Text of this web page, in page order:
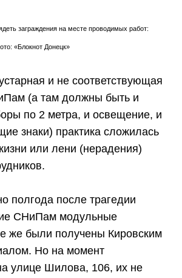
заграждения на месте проводимых работ:
«Блокнот Донецк»
и не соответствующая
(а там должны быть и
по 2 метра, и освещение, и
знаки) практика сложилась
или лени (нерадения)
полгода после трагедии
СНиПам модульные
же были получены Кировским
Но на момент
улице Шилова, 106, их не